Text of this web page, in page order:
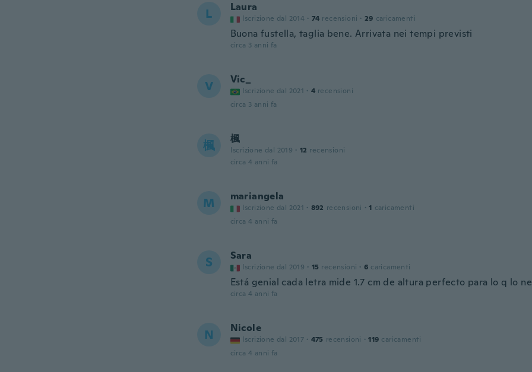
L Laura
Iscrizione dal 2014 · 74 recensioni · 29 caricamenti
Buona fustella, taglia bene. Arrivata nei tempi previsti
circa 3 anni fa
V Vic_
Iscrizione dal 2021 · 4 recensioni
circa 3 anni fa
楓 楓
Iscrizione dal 2019 · 12 recensioni
circa 4 anni fa
M mariangela
Iscrizione dal 2021 · 892 recensioni · 1 caricamenti
circa 4 anni fa
S Sara
Iscrizione dal 2019 · 15 recensioni · 6 caricamenti
Está genial cada letra mide 1.7 cm de altura perfecto para lo q lo
circa 4 anni fa
N Nicole
Iscrizione dal 2017 · 475 recensioni · 119 caricamenti
circa 4 anni fa